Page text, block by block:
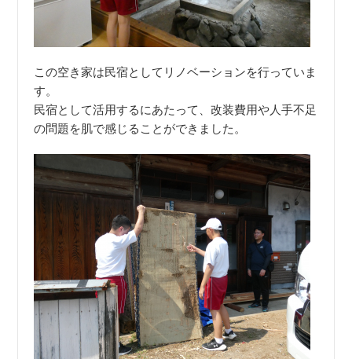
この空き家は民宿としてリノベーションを行っていま
す。
民宿として活用するにあたって、改装費用や人手不足
の問題を肌で感じることができました。